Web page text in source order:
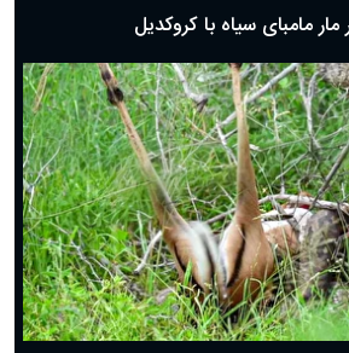
مار مامبای سیاه با کروکدیل